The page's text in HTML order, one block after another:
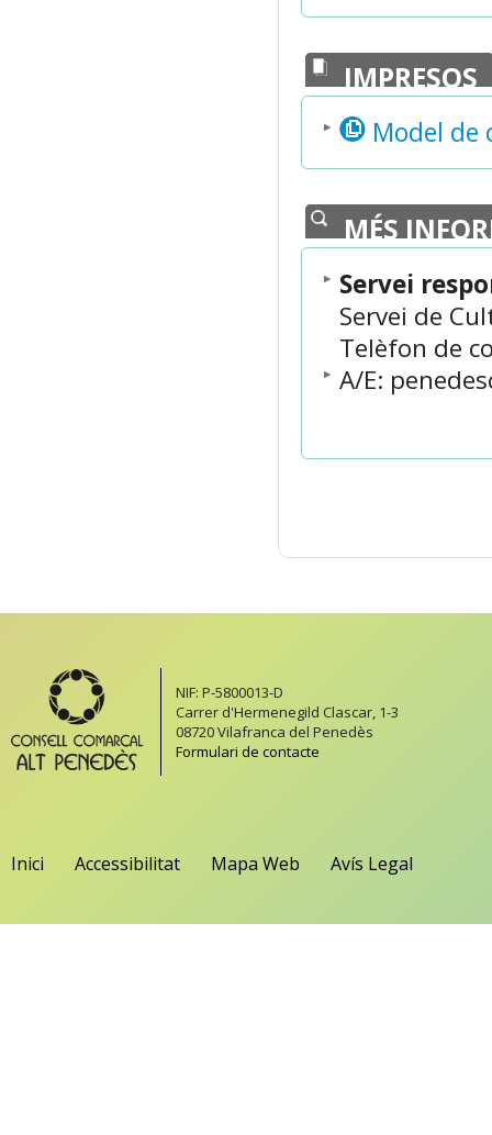
IMPRESOS
Model de
MÉS
Servei
Servei de
Telèfon de
A/E:
NIF: P-5800013-D
Carrer d'Hermenegild Clascar, 1-3
08720 Vilafranca del Penedès
Formulari de contacte
Inici Accessibilitat Mapa Web Avís Legal